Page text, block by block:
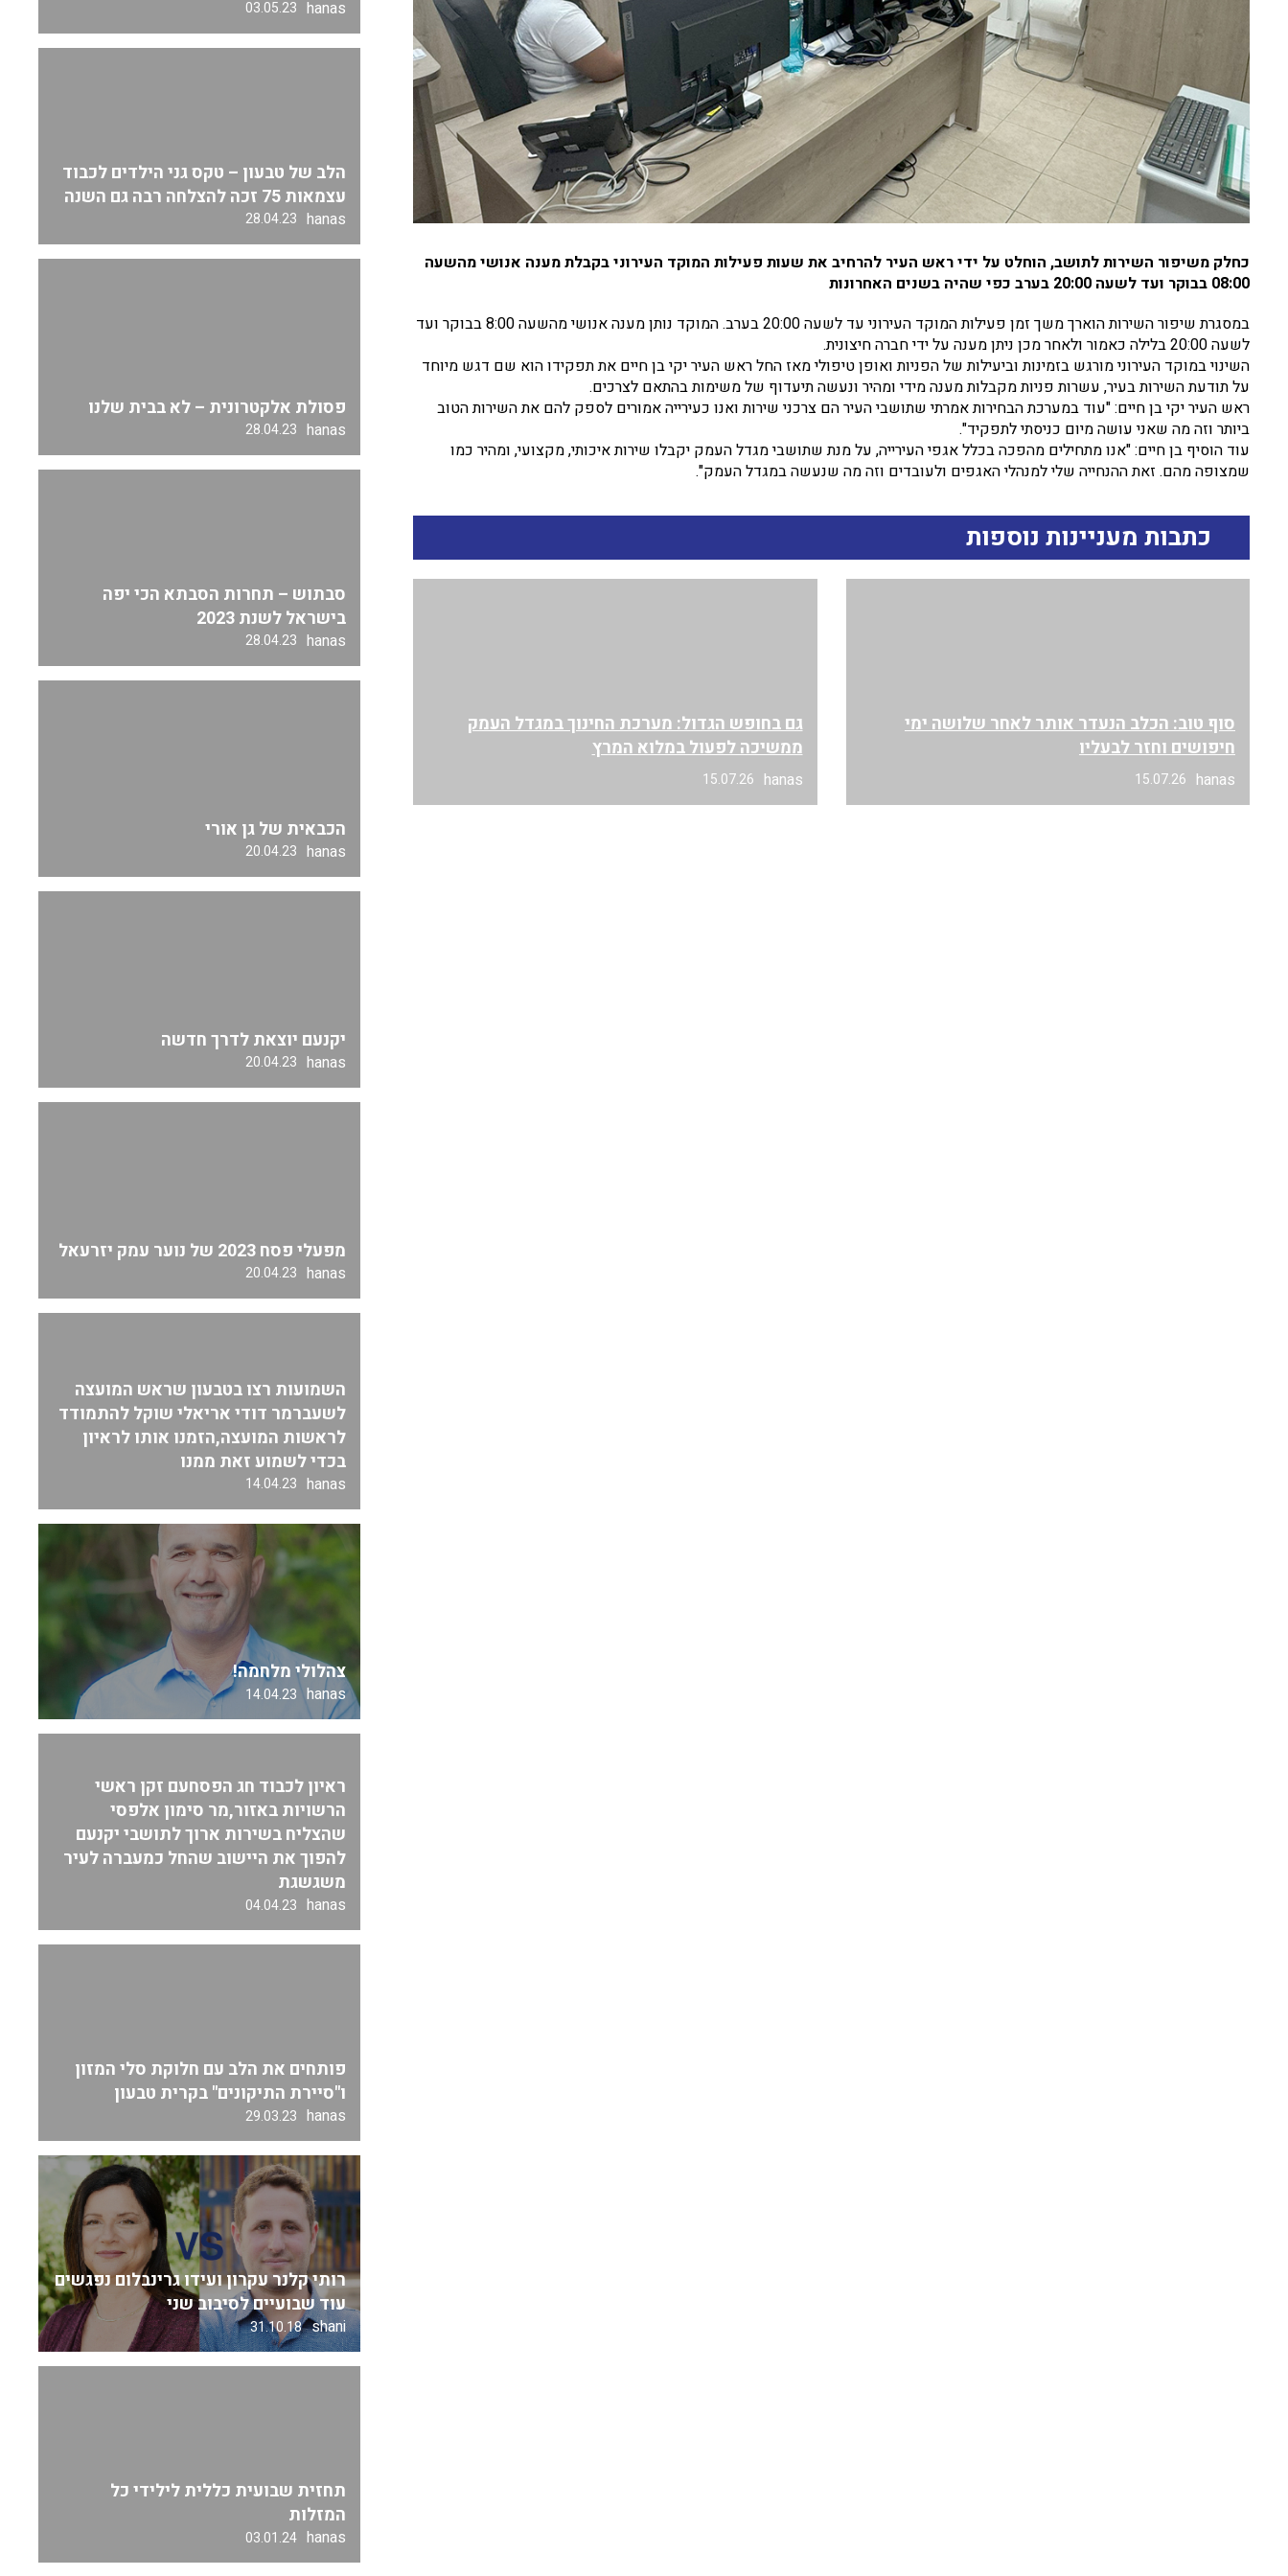
כחלק משיפור השירות לתושב, הוחלט על ידי ראש העיר להרחיב את שעות פעילות המוקד העירוני בקבלת מענה אנושי מהשעה
08:00 בבוקר ועד לשעה 20:00 בערב כפי שהיה בשנים האחרונות
במסגרת שיפור השירות הוארך משך זמן פעילות המוקד העירוני עד לשעה 20:00 בערב. המוקד נותן מענה אנושי מהשעה 8:00 בבוקר ועד
לשעה 20:00 בלילה כאמור ולאחר מכן ניתן מענה על ידי חברה חיצונית.
השינוי במוקד העירוני מורגש בזמינות וביעילות של הפניות ואופן טיפולי מאז החל ראש העיר יקי בן חיים את תפקידו הוא שם דגש מיוחד
על תודעת השירות בעיר, עשרות פניות מקבלות מענה מידי ומהיר ונעשה תיעדוף של משימות בהתאם לצרכים.
ראש העיר יקי בן חיים: "עוד במערכת הבחירות אמרתי שתושבי העיר הם צרכני שירות ואנו כעירייה אמורים לספק להם את השירות הטוב
ביותר וזה מה שאני עושה מיום כניסתי לתפקיד".
עוד הוסיף בן חיים: "אנו מתחילים מהפכה בכלל אגפי העירייה, על מנת שתושבי מגדל העמק יקבלו שירות איכותי, מקצועי, ומהיר כמו
שמצופה מהם. זאת ההנחייה שלי למנהלי האגפים ולעובדים וזה מה שנעשה במגדל העמק".
כתבות מעניינות נוספות
סוף טוב: הכלב הנעדר אותר לאחר שלושה ימי
חיפושים וחזר לבעליו
hanas
15.07.26
גם בחופש הגדול: מערכת החינוך במגדל העמק
ממשיכה לפעול במלוא המרץ
hanas
15.07.26
hanas
03.05.23
הלב של טבעון – טקס גני הילדים לכבוד
עצמאות 75 זכה להצלחה רבה גם השנה
hanas
28.04.23
פסולת אלקטרונית – לא בבית שלנו
hanas
28.04.23
סבתוש – תחרות הסבתא הכי יפה
בישראל לשנת 2023
hanas
28.04.23
הכבאית של גן אורי
hanas
20.04.23
יקנעם יוצאת לדרך חדשה
hanas
20.04.23
מפעלי פסח 2023 של נוער עמק יזרעאל
hanas
20.04.23
השמועות רצו בטבעון שראש המועצה
לשעברמר דודי אריאלי שוקל להתמודד
לראשות המועצה,הזמנו אותו לראיון
בכדי לשמוע זאת ממנו
hanas
14.04.23
צהלולי מלחמה!
hanas
14.04.23
ראיון לכבוד חג הפסחעם זקן ראשי
הרשויות באזור,מר סימון אלפסי
שהצליח בשירות ארוך לתושבי יקנעם
להפוך את היישוב שהחל כמעברה לעיר
משגשגת
hanas
04.04.23
פותחים את הלב עם חלוקת סלי המזון
ו"סיירת התיקונים" בקרית טבעון
hanas
29.03.23
רותי קלנר עקרון ועידו גרינבלום נפגשים
עוד שבועיים לסיבוב שני
shani
31.10.18
תחזית שבועית כללית לילידי כל
המזלות
hanas
03.01.24